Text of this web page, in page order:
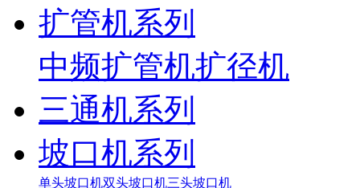
扩管机系列
中频扩管机扩径机
三通机系列
坡口机系列
单头坡口机双头坡口机三头坡口机